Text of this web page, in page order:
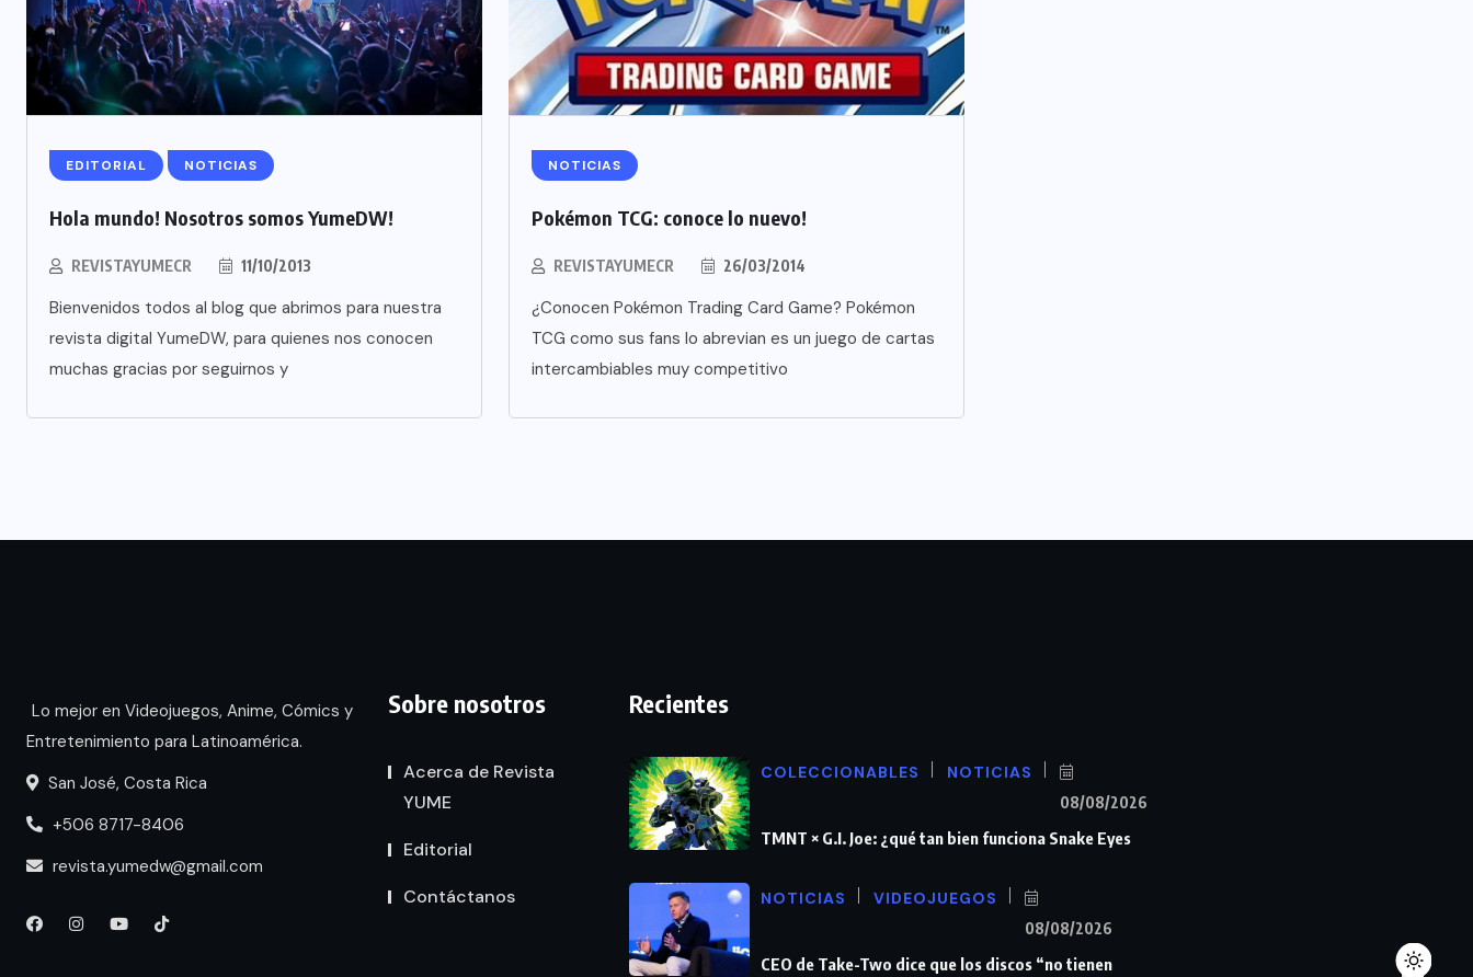
EDITORIAL NOTICIAS
Hola mundo! Nosotros somos YumeDW!
REVISTAYUMECR 11/10/2013
Bienvenidos todos al blog que abrimos para nuestra
revista digital YumeDW, para quienes nos conocen
muchas gracias por seguirnos y
NOTICIAS
Pokémon TCG: conoce lo nuevo!
REVISTAYUMECR 26/03/2014
¿Conocen Pokémon Trading Card Game? Pokémon
TCG como sus fans lo abrevian es un juego de cartas
intercambiables muy competitivo
Lo mejor en Videojuegos, Anime, Cómics y
Entretenimiento para Latinoamérica.
San José, Costa Rica
+506 8717-8406
revista.yumedw@gmail.com
Sobre nosotros
Acerca de Revista
YUME
Editorial
Contáctanos
Recientes
COLECCIONABLES NOTICIAS
08/08/2026
TMNT × G.I. Joe: ¿qué tan bien funciona Snake Eyes
NOTICIAS VIDEOJUEGOS
08/08/2026
CEO de Take-Two dice que los discos “no tienen